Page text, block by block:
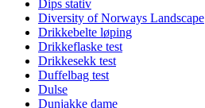
Dips stativ
Diversity of Norways Landscape
Drikkebelte løping
Drikkeflaske test
Drikkesekk test
Duffelbag test
Dulse
Dunjakke dame